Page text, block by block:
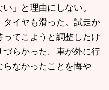
」と理由にしない。
タイヤも滑った。試走か
ってこようと調整したけ
づらかった。車が外に行
らなかったことを悔や